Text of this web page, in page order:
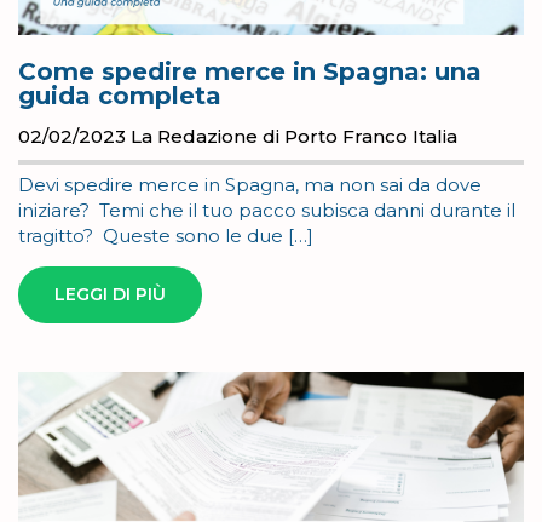
Come spedire merce in Spagna: una
guida completa
02/02/2023 La Redazione di Porto Franco Italia
Devi spedire merce in Spagna, ma non sai da dove
iniziare? Temi che il tuo pacco subisca danni durante il
tragitto? Queste sono le due […]
LEGGI DI PIÙ